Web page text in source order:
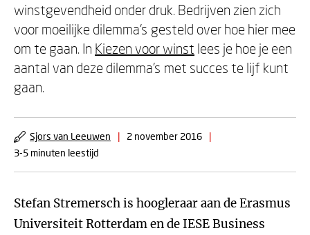
winstgevendheid onder druk. Bedrijven zien zich
voor moeilijke dilemma’s gesteld over hoe hier mee
om te gaan. In Kiezen voor winst lees je hoe je een
aantal van deze dilemma’s met succes te lijf kunt
gaan.
Sjors van Leeuwen | 2 november 2016
|
3-5 minuten leestijd
Stefan Stremersch is hoogleraar aan de Erasmus
Universiteit Rotterdam en de IESE Business